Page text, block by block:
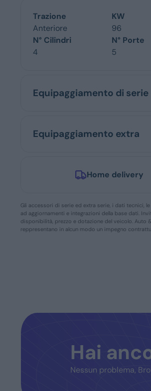
Trazione
Anteriore
KW
96
N° Cilindri
4
N° Porte
5
Equipaggiamento di serie
Equipaggiamento extra
Home delivery
Gli accessori di serie ed extra serie, i dati tecnici,
ad aggiornamenti e integrazioni della base dati.
disponibilità, prezzo e dotazione del veicolo. Auto
reppresentano in alcun modo un impegno
Hai
Nessun problema,